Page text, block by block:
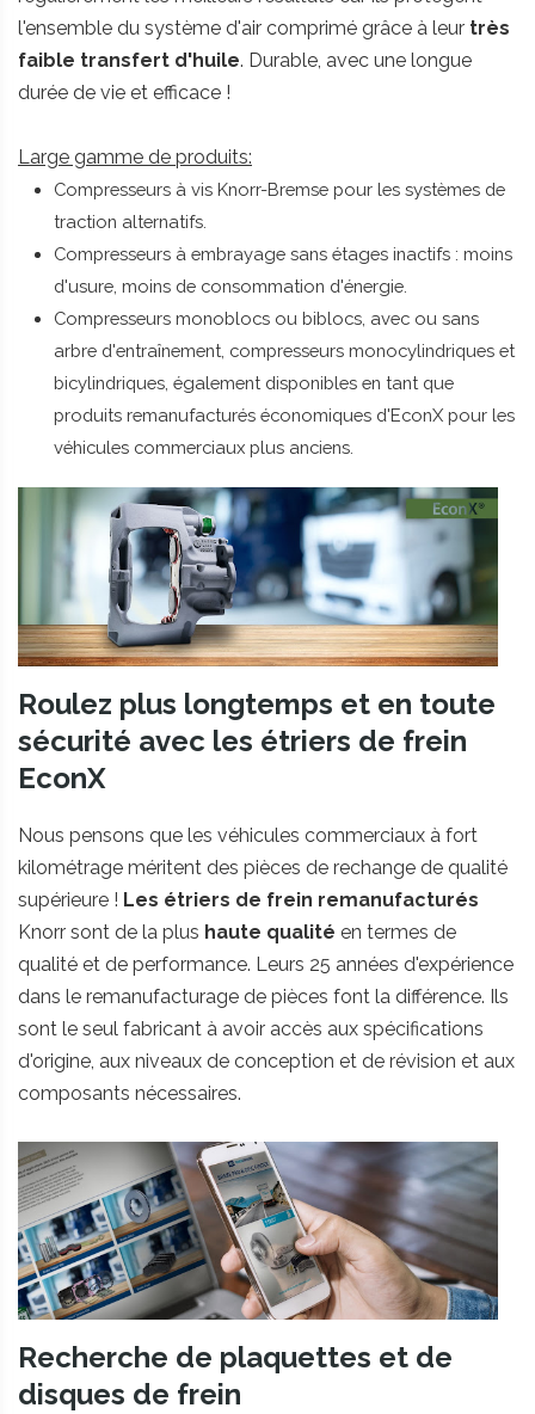
l'ensemble du système d'air comprimé grâce à leur très
faible transfert d'huile. Durable, avec une longue
durée de vie et efficace !
Large gamme de produits:
Compresseurs à vis Knorr-Bremse pour les systèmes de
traction alternatifs.
Compresseurs à embrayage sans étages inactifs : moins
d'usure, moins de consommation d'énergie.
Compresseurs monoblocs ou biblocs, avec ou sans
arbre d'entraînement, compresseurs monocylindriques et
bicylindriques, également disponibles en tant que
produits remanufacturés économiques d'EconX pour les
véhicules commerciaux plus anciens.
Roulez plus longtemps et en toute
sécurité avec les étriers de frein
EconX
Nous pensons que les véhicules commerciaux à fort
kilométrage méritent des pièces de rechange de qualité
supérieure ! Les étriers de frein remanufacturés
Knorr sont de la plus haute qualité en termes de
qualité et de performance. Leurs 25 années d'expérience
dans le remanufacturage de pièces font la différence. Ils
sont le seul fabricant à avoir accès aux spécifications
d'origine, aux niveaux de conception et de révision et aux
composants nécessaires.
Recherche de plaquettes et de
disques de frein